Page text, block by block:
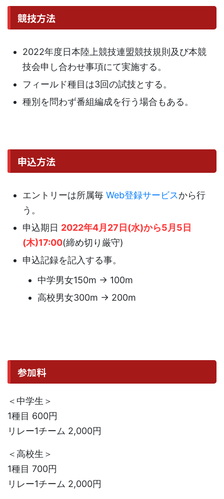
競技方法
2022年度日本陸上競技連盟競技規則及び本競
技会申し合わせ事項にて実施する。
フィールド種目は3回の試技とする。
種別を問わず番組編成を行う場合もある。
申込方法
エントリーは所属毎 Web登録サービスから行
う。
申込期日 2022年4月27日(水)から5月5日
(木)17:00(締め切り厳守)
申込記録を記入する事。
中学男女150m → 100m
高校男女300m → 200m
参加料
＜中学生＞
1種目 600円
リレー1チーム 2,000円
＜高校生＞
1種目 700円
リレー1チーム 2,000円